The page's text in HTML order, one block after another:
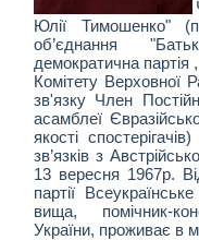
Юлії Тимошенко"
об’єднання
демократична
Комітету Верховної
зв'язку Член
асамблеї
якості
зв’язків з
13 вересня 1967р.
партії
вища, помічник-
України, проживає в